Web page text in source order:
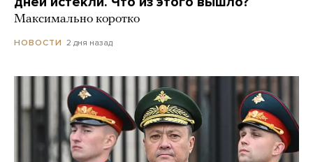
Максимально коротко
НОВОСТИ 2 дня назад